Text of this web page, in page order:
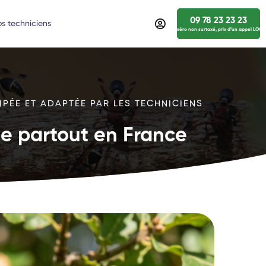
techniciens 09 78 23 23 23
numéro non surtaxé, prix d’un appel
ET ADAPTÉE PAR LES TECHNICIENS
partout en France